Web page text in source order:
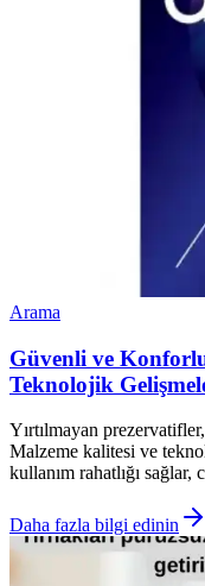
Arama
Güvenli ve
Teknolojik
Yırtılmayan
Malzeme kalitesi ve
kullanım rahatlığı
Daha fazla bilgi edinin